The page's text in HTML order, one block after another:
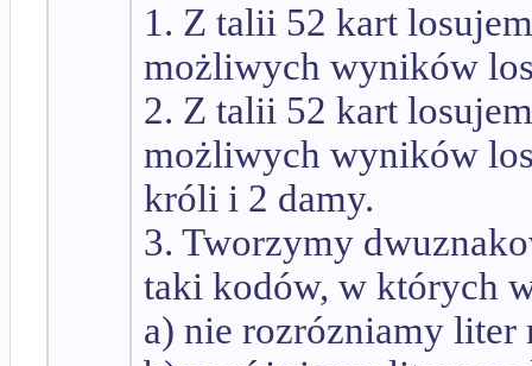
1. Z talii 52 kart
możliwych wyników
2. Z talii 52 kart
możliwych wyników
króli i 2 damy.
3. Tworzymy
taki kodów, w których
a) nie rozrózniamy liter